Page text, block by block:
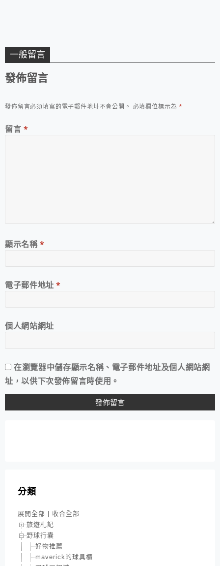
一般留言
發佈留言
發佈留言必須填寫的電子郵件地址不會公開。 必填欄位標示為*
留言 *
顯示名稱*
電子郵件地址*
個人網站網址
在瀏覽器中儲存顯示名稱、電子郵件地址及個人網站網
址，以供下次發佈留言時使用。
分類
展開全部
收合全部
旅遊札記
野球行囊
好物推薦
maverick的球具櫃